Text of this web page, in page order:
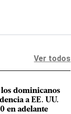
Ver todos
dominicanos
a EE. UU.
en adelante